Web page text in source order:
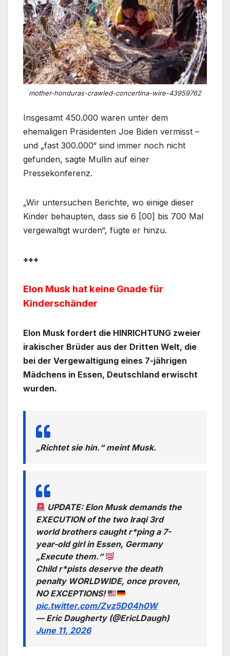
mother-honduras-crawled-concertina-wire-43959762
Insgesamt 450.000 waren unter dem
ehemaligen Präsidenten Joe Biden vermisst –
und „fast 300.000“ sind immer noch nicht
gefunden, sagte Mullin auf einer
Pressekonferenz.
„Wir untersuchen Berichte, wo einige dieser
Kinder behaupten, dass sie 6 [00] bis 700 Mal
vergewaltigt wurden“, fügte er hinzu.
+++
Elon Musk hat keine Gnade für
Kinderschänder
Elon Musk fordert die HINRICHTUNG zweier
irakischer Brüder aus der Dritten Welt, die
bei der Vergewaltigung eines 7-jährigen
Mädchens in Essen, Deutschland erwischt
wurden.
„Richtet sie hin.“ meint Musk.
UPDATE: Elon Musk demands the
EXECUTION of the two Iraqi 3rd
world brothers caught r*ping a 7-
year-old girl in Essen, Germany
„Execute them.“
Child r*pists deserve the death
penalty WORLDWIDE, once proven,
NO EXCEPTIONS!
pic.twitter.com/Zvz5D04h0W
— Eric Daugherty (@EricLDaugh)
June 11, 2026